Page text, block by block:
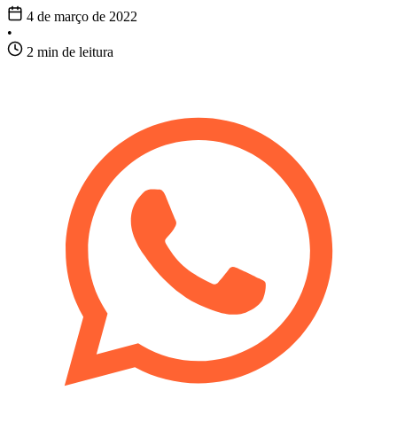
4 de março de 2022
•
2 min de leitura